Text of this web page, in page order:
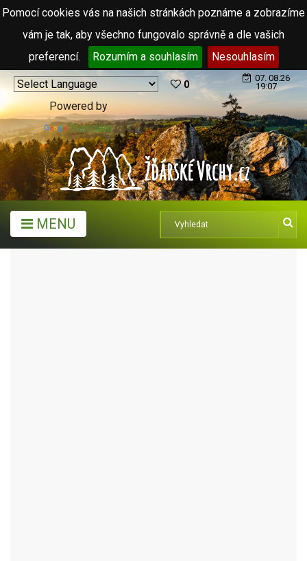
Pomocí cookies vás na našich stránkách poznáme a zobrazíme
vám je tak, aby všechno fungovalo správně a dle vašich
preferencí.
Rozumím a souhlasím Nesouhlasím
Powered by
Translate
0
07. 08.26
19:07
MENU